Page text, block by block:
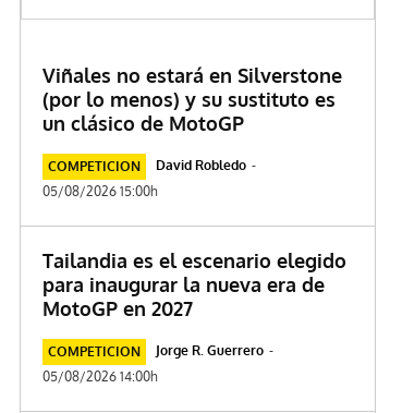
Viñales no estará en Silverstone
(por lo menos) y su sustituto es
un clásico de MotoGP
COMPETICION David Robledo -
05/08/2026 15:00h
Tailandia es el escenario elegido
para inaugurar la nueva era de
MotoGP en 2027
COMPETICION Jorge R. Guerrero -
05/08/2026 14:00h